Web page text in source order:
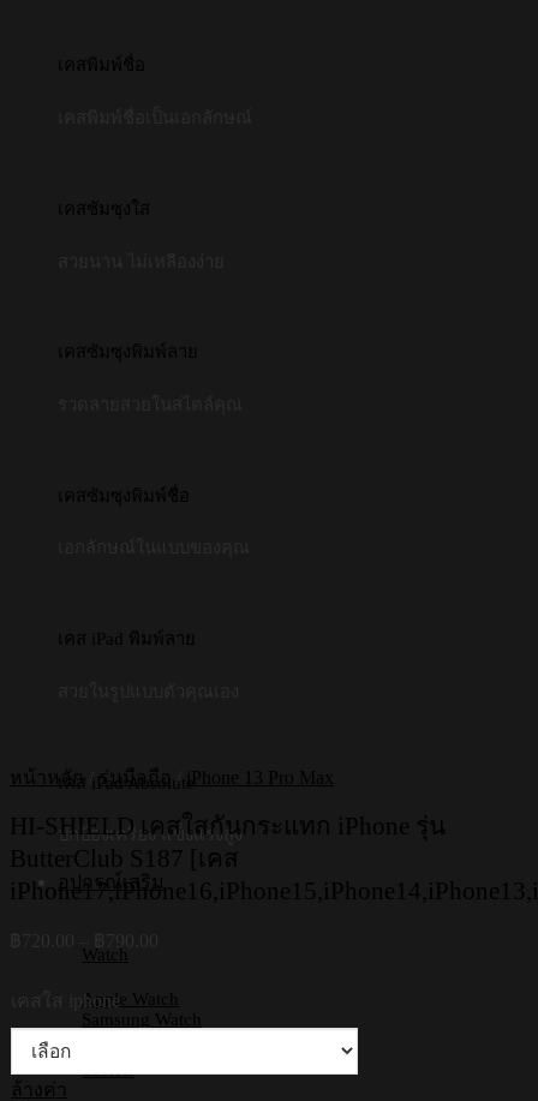
เคสพิมพ์ชื่อ
เคสซัมซุงใส
เคสซัมซุงพิมพ์ลาย
เคสซัมซุงพิมพ์ชื่อ
เคส iPad พิมพ์ลาย
เคส iPad Absolute
ปกป้องเครื่อง แข็งแรงสูง
อุปกรณ์เสริม
Watch
Apple Watch
Samsung Watch
Tablets
หน้าหลัก / รุ่นมือถือ / iPhone 13 Pro Max
HI-SHIELD เคสใสกันกระแทก iPhone รุ่น
ButterClub S187 [เคส
through
฿790.00
เคสใส iphone
ล้างค่า